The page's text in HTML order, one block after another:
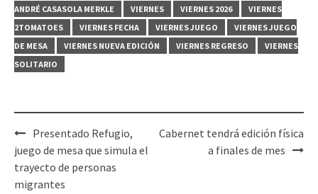
ANDRÉ CASASOLA MERKLE
VIERNES VIERNES 2026
VIERNES
2TOMATOES
VIERNES FECHA VIERNES JUEGO
VIERNES JUEGO
DE MESA
VIERNES NUEVA EDICIÓN VIERNES REGRESO
VIERNES
SOLITARIO
Post
navigation
Presentado Refugio,
juego de mesa que simula el
trayecto de personas
migrantes
Cabernet tendrá edición física
a finales de mes